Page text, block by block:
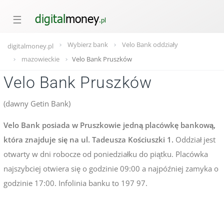
☰
digitalmoney.pl Wybierz bank
Velo Bank oddziały
mazowieckie
Velo Bank Pruszków
Velo Bank Pruszków
(dawny Getin Bank)
Velo Bank posiada w Pruszkowie jedną placówkę bankową,
która znajduje się na ul. Tadeusza Kościuszki 1. Oddział jest
otwarty w dni robocze od poniedziałku do piątku. Placówka
najszybciej otwiera się o godzinie 09:00 a najpóźniej zamyka o
godzinie 17:00. Infolinia banku to 197 97.